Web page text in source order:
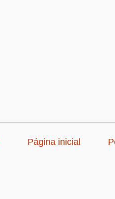
Página inicial